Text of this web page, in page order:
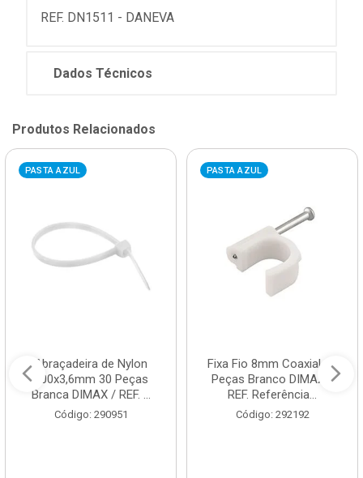
REF. DN1511 - DANEVA
Dados Técnicos
Produtos Relacionados
PASTA AZUL
Abraçadeira de Nylon
200x3,6mm 30 Peças
Branca DIMAX / REF. ...
Código: 290951
PASTA AZUL
Fixa Fio 8mm Coaxial 20
Peças Branco DIMAX /
REF. Referência...
Código: 292192